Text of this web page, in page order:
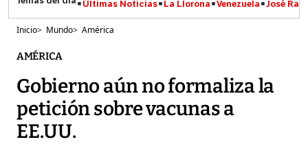
Últimas Noticias La Llorona Venezuela José
Inicio> Mundo> América
AMÉRICA
Gobierno aún no formaliza la
petición sobre vacunas a
EE.UU.